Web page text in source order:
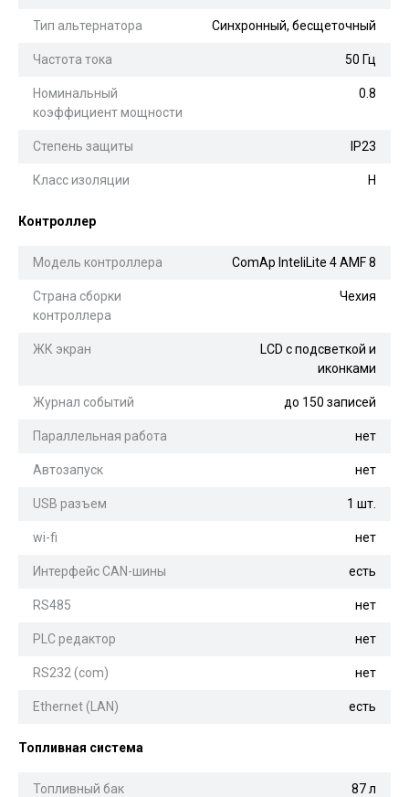
Тип альтернатора Синхронный, бесщеточный
Частота тока 50 Гц
Номинальный
коэффициент мощности
0.8
Степень защиты IP23
Класс изоляции H
Контроллер
Модель контроллера ComAp InteliLite 4 AMF 8
Страна сборки
контроллера
Чехия
ЖК экран
LCD с подсветкой и
иконками
Журнал событий до 150 записей
Параллельная работа нет
Автозапуск нет
USB разъем 1 шт.
wi-fi нет
Интерфейс CAN-шины есть
RS485 нет
PLC редактор нет
RS232 (com) нет
Ethernet (LAN) есть
Топливная система
Топливный бак 87 л